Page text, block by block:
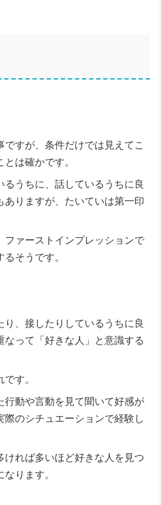
すが、条件だけでは見えてこ
は確かです。
うちに、話しているうちに良
りますが、たいていは第一印
ァーストインプレッションで
そうです。
、接したりしているうちに良
って「好きな人」と意識する
す。
行動や言動を見て聞いて好感が
のシチュエーションで経験し
れば多いほど好きな人を見つ
ります。